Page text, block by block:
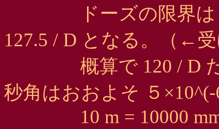
ドーズの限界は
127.5 / D となる。（←
概算で 120 / D だ
秒角はおおよそ ５
10 m = 10000 mm